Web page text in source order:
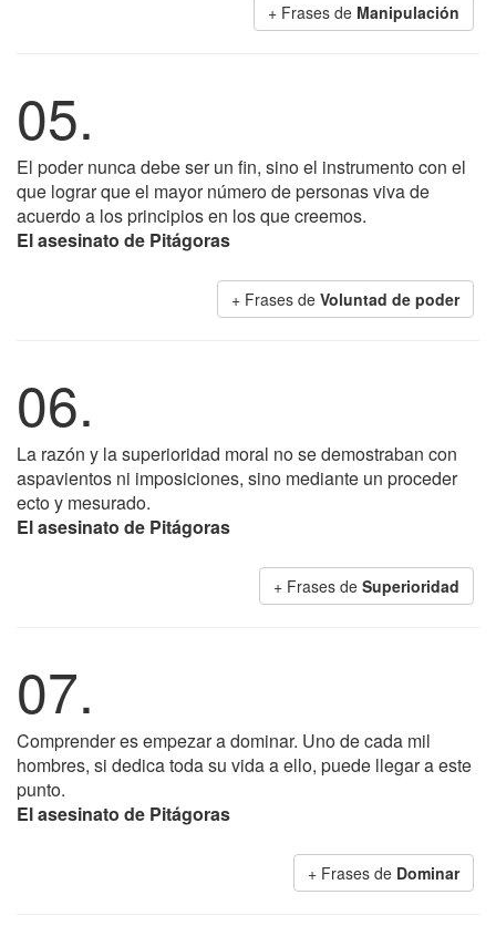
+ Frases de Manipulación
05.
El poder nunca debe ser un fin, sino el instrumento con el
que lograr que el mayor número de personas viva de
acuerdo a los principios en los que creemos.
El asesinato de Pitágoras
+ Frases de Voluntad de poder
06.
La razón y la superioridad moral no se demostraban con
aspavientos ni imposiciones, sino mediante un proceder
ecto y mesurado.
El asesinato de Pitágoras
+ Frases de Superioridad
07.
Comprender es empezar a dominar. Uno de cada mil
hombres, si dedica toda su vida a ello, puede llegar a este
punto.
El asesinato de Pitágoras
+ Frases de Dominar